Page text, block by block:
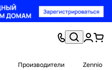
Производители Zennio